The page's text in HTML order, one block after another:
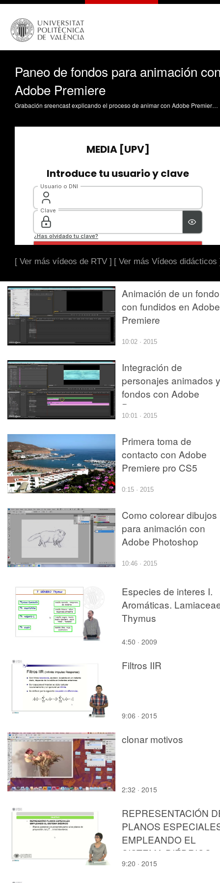
Paneo de fondos para animación
Adobe Premiere
Grabación sreencast explicando el proceso de animar con Adobe Premiere un fondo compuesto de dos capas: un sobrefondo y un subfondo. Fotogramas clave de movimiento. Lorenzo Hernández, MC. (2015). Paneo de fondos para animación con Adobe Premiere. https://riunet.upv.es/handle/10251/50816
[ Ver más vídeos de RTV ] [ Ver más Vídeos didácticos
Animación de un fondo
con fundidos en Adobe
Premiere
10:02 · 2015
Integración de
personajes animados y
fondos con Adobe
Premiere
10:01 · 2015
Primera toma de
contacto con Adobe
Premiere pro CS5
0:15 · 2015
Como colorear dibujos
para animación con
Adobe Photoshop
10:46 · 2015
Especies de interes I.
Aromáticas.
Thymus
4:50 · 2009
Filtros IIR
9:06 · 2015
clonar motivos
2:32 · 2015
REPRESENTACIÓN
PLANOS
EMPLEANDO EL
SISTEMA DIÉDRICO
9:20 · 2015